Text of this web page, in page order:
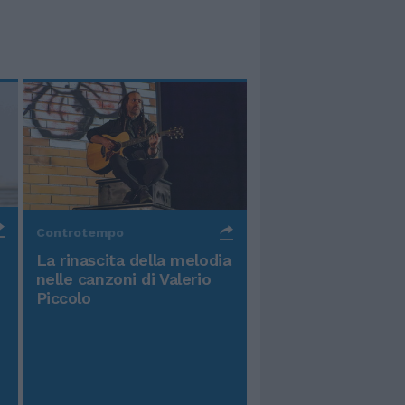
Controtempo
La rinascita della melodia
nelle canzoni di Valerio
Piccolo